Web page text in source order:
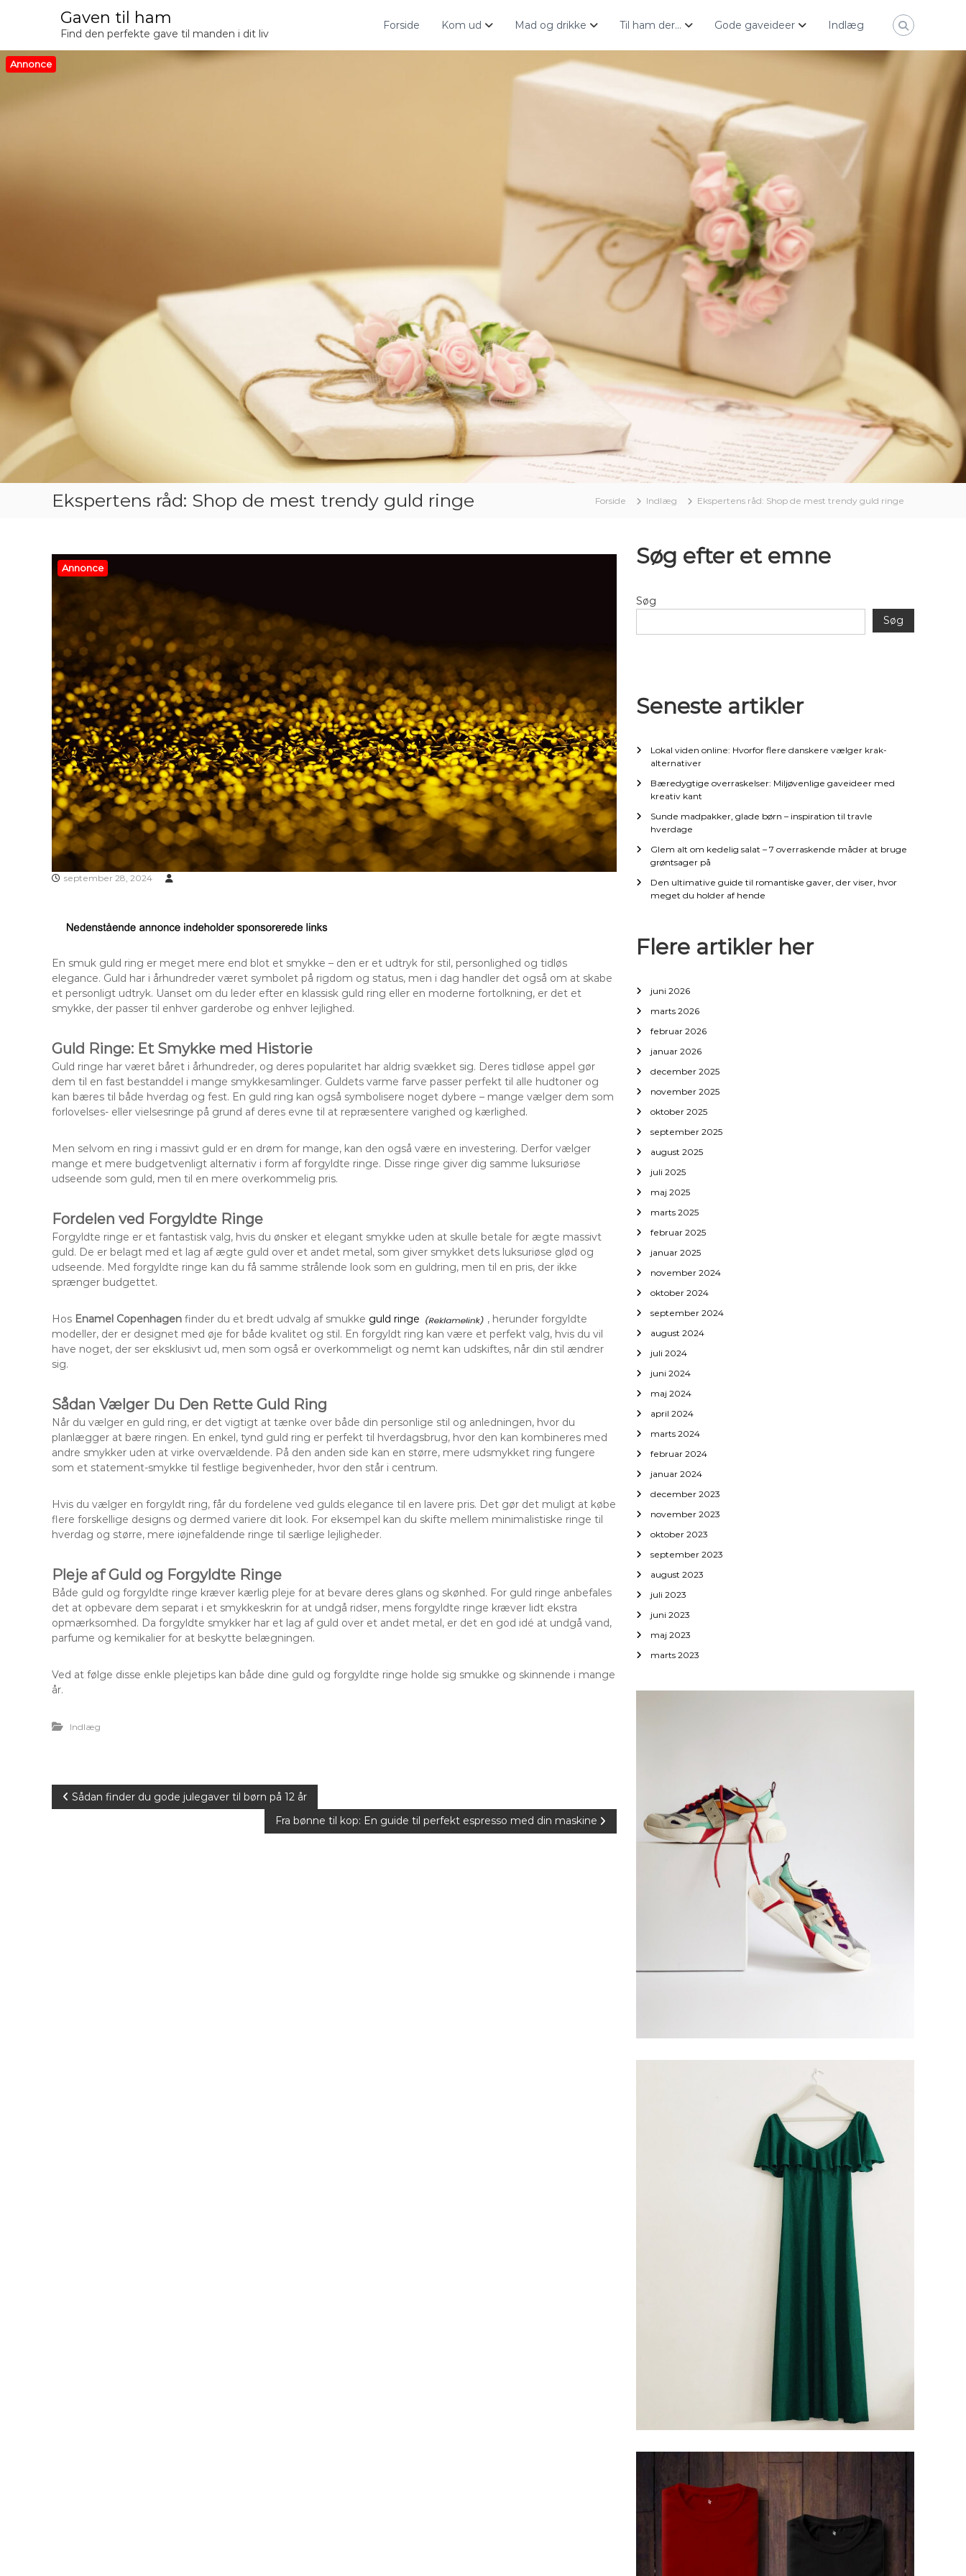
e
Gaven til ham
Find den perfekte gave til manden i dit liv
Forside Kom ud Mad og drikke Til ham der… Gode gaveideer Indlæg
Annonce
Ekspertens råd: Shop de mest trendy guld ringe Forside Indlæg Ekspertens råd: Shop de mest trendy guld ringe
Annonce
september 28, 2024
En smuk guld ring er meget mere end blot et smykke – den er et udtryk for stil, personlighed og tidløs
elegance. Guld har i århundreder været symbolet på rigdom og status, men i dag handler det også om at skabe
et personligt udtryk. Uanset om du leder efter en klassisk guld ring eller en moderne fortolkning, er det et
smykke, der passer til enhver garderobe og enhver lejlighed.
Guld Ringe: Et Smykke med Historie
Guld ringe har været båret i århundreder, og deres popularitet har aldrig svækket sig. Deres tidløse appel gør
dem til en fast bestanddel i mange smykkesamlinger. Guldets varme farve passer perfekt til alle hudtoner og
kan bæres til både hverdag og fest. En guld ring kan også symbolisere noget dybere – mange vælger dem som
forlovelses- eller vielsesringe på grund af deres evne til at repræsentere varighed og kærlighed.
Men selvom en ring i massivt guld er en drøm for mange, kan den også være en investering. Derfor vælger
mange et mere budgetvenligt alternativ i form af forgyldte ringe. Disse ringe giver dig samme luksuriøse
udseende som guld, men til en mere overkommelig pris.
Fordelen ved Forgyldte Ringe
Forgyldte ringe er et fantastisk valg, hvis du ønsker et elegant smykke uden at skulle betale for ægte massivt
guld. De er belagt med et lag af ægte guld over et andet metal, som giver smykket dets luksuriøse glød og
udseende. Med forgyldte ringe kan du få samme strålende look som en guldring, men til en pris, der ikke
sprænger budgettet.
Hos Enamel Copenhagen finder du et bredt udvalg af smukke guld ringe
, herunder forgyldte
modeller, der er designet med øje for både kvalitet og stil. En forgyldt ring kan være et perfekt valg, hvis du vil
have noget, der ser eksklusivt ud, men som også er overkommeligt og nemt kan udskiftes, når din stil ændrer
sig.
Sådan Vælger Du Den Rette Guld Ring
Når du vælger en guld ring, er det vigtigt at tænke over både din personlige stil og anledningen, hvor du
planlægger at bære ringen. En enkel, tynd guld ring er perfekt til hverdagsbrug, hvor den kan kombineres med
andre smykker uden at virke overvældende. På den anden side kan en større, mere udsmykket ring fungere
som et statement-smykke til festlige begivenheder, hvor den står i centrum.
Hvis du vælger en forgyldt ring, får du fordelene ved gulds elegance til en lavere pris. Det gør det muligt at købe
flere forskellige designs og dermed variere dit look. For eksempel kan du skifte mellem minimalistiske ringe til
hverdag og større, mere iøjnefaldende ringe til særlige lejligheder.
Pleje af Guld og Forgyldte Ringe
Både guld og forgyldte ringe kræver kærlig pleje for at bevare deres glans og skønhed. For guld ringe anbefales
det at opbevare dem separat i et smykkeskrin for at undgå ridser, mens forgyldte ringe kræver lidt ekstra
opmærksomhed. Da forgyldte smykker har et lag af guld over et andet metal, er det en god idé at undgå vand,
parfume og kemikalier for at beskytte belægningen.
Ved at følge disse enkle plejetips kan både dine guld og forgyldte ringe holde sig smukke og skinnende i mange
år.
Indlæg
Sådan finder du gode julegaver til børn på 12 år
Fra bønne til kop: En guide til perfekt espresso med din maskine
Søg efter et emne
Søg
Søg
Seneste artikler
Lokal viden online: Hvorfor flere danskere vælger krak-
alternativer
Bæredygtige overraskelser: Miljøvenlige gaveideer med
kreativ kant
Sunde madpakker, glade børn – inspiration til travle
hverdage
Glem alt om kedelig salat – 7 overraskende måder at bruge
grøntsager på
Den ultimative guide til romantiske gaver, der viser, hvor
meget du holder af hende
Flere artikler her
juni 2026
marts 2026
februar 2026
januar 2026
december 2025
november 2025
oktober 2025
september 2025
august 2025
juli 2025
maj 2025
marts 2025
februar 2025
januar 2025
november 2024
oktober 2024
september 2024
august 2024
juli 2024
juni 2024
maj 2024
april 2024
marts 2024
februar 2024
januar 2024
december 2023
november 2023
oktober 2023
september 2023
august 2023
juli 2023
juni 2023
maj 2023
marts 2023